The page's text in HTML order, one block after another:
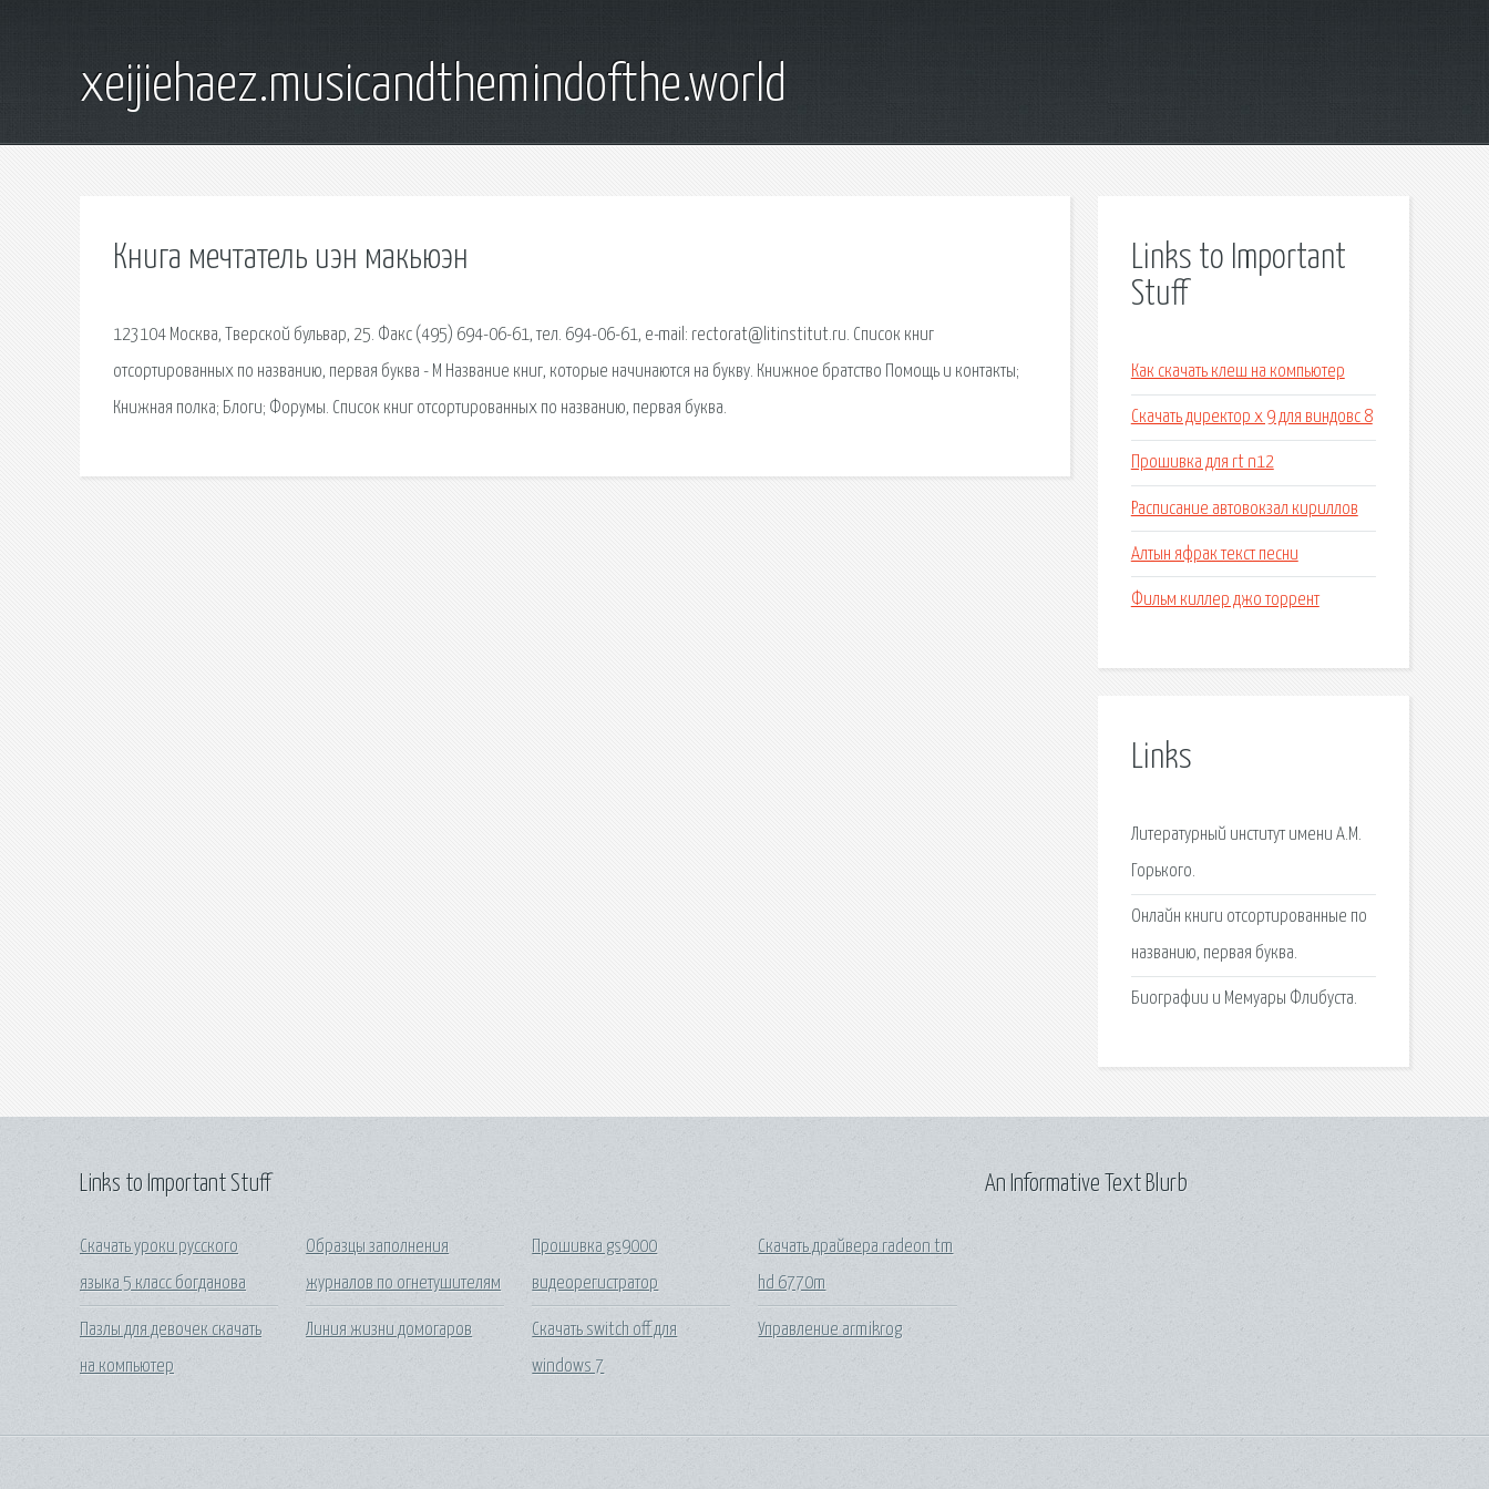
xeijiehaez.musicandthemindofthe.world
Книга мечтатель иэн макьюэн
123104 Москва, Тверской бульвар, 25. Факс (495) 694-06-61, тел. 694-06-61, e-mail: rectorat@litinstitut.ru. Список книг
отсортированных по названию, первая буква - М Название книг, которые начинаются на букву. Книжное братство Помощь и контакты;
Книжная полка; Блоги; Форумы. Список книг отсортированных по названию, первая буква.
Links to Important
Stuff
Как скачать клеш на компьютер
Скачать директор х 9 для виндовс 8
Прошивка для rt n12
Расписание автовокзал кириллов
Алтын яфрак текст песни
Фильм киллер джо торрент
Links
Литературный институт имени А.М.
Горького.
Онлайн книги отсортированные по
названию, первая буква.
Биографии и Мемуары Флибуста.
Links to Important Stuff
Скачать уроки русского
языка 5 класс богданова
Пазлы для девочек скачать
на компьютер
Образцы заполнения
журналов по огнетушителям
Линия жизни домогаров
Прошивка gs9000
видеорегистратор
Скачать switch off для
windows 7
Скачать драйвера radeon tm
hd 6770m
Управление armikrog
An Informative Text Blurb